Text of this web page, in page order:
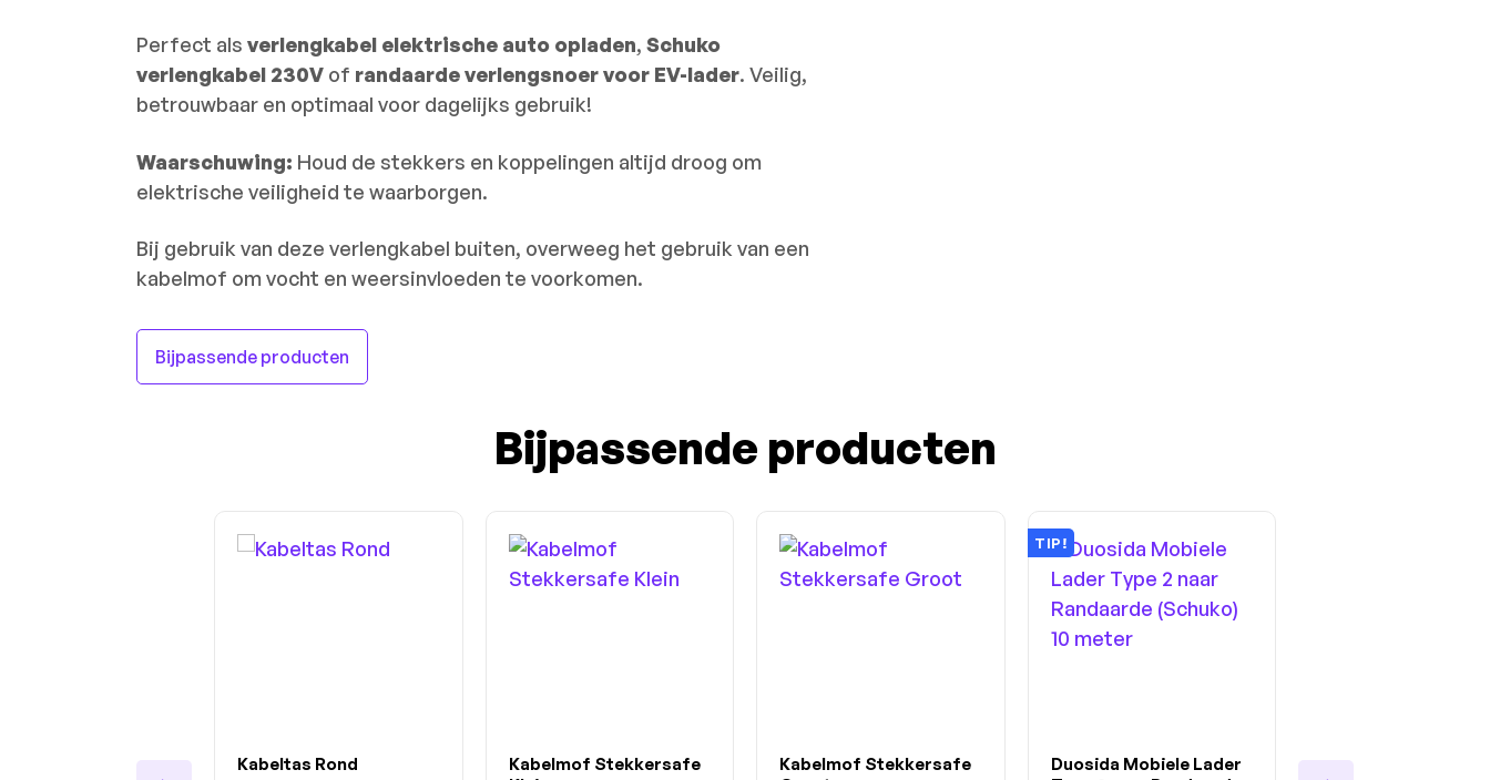
Perfect als verlengkabel elektrische auto opladen, Schuko
verlengkabel 230V of randaarde verlengsnoer voor EV-lader. Veilig,
betrouwbaar en optimaal voor dagelijks gebruik!
Waarschuwing: Houd de stekkers en koppelingen altijd droog om
elektrische veiligheid te waarborgen.
Bij gebruik van deze verlengkabel buiten, overweeg het gebruik van een
kabelmof om vocht en weersinvloeden te voorkomen.
Bijpassende producten
Bijpassende producten
Kabeltas Rond
Kabelmof Stekkersafe
Kabelmof Stekkersafe
TIP!
Duosida Mobiele Lader